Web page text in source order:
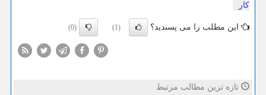
كار
این مطلب را می پسندید؟ (1)
(0)
تازه ترین مطالب مرتبط